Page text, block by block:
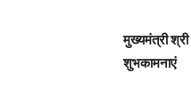
मुख्यमंत्री
शुभकामनाएं